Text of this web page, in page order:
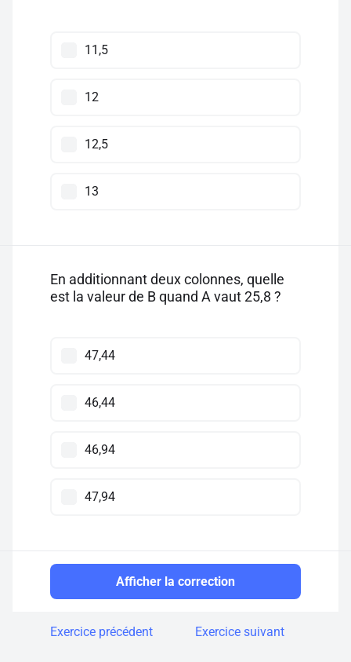
11,5
12
12,5
13
En additionnant deux colonnes, quelle
est la valeur de B quand A vaut 25,8 ?
47,44
46,44
46,94
47,94
Afficher la correction
Exercice précédent Exercice suivant